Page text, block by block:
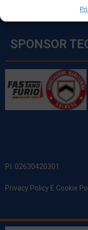
SPONSOR
P.I. 02630420301
Privacy Policy E Cookie